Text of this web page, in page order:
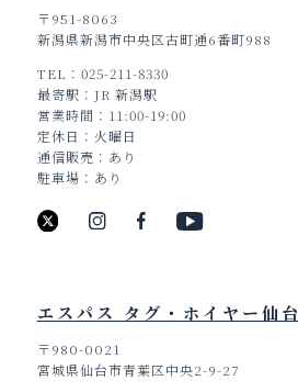
〒951-8063
新潟県新潟市中央区古町通6番町988
TEL
025-211-8330
最寄駅
JR 新潟駅
営業時間
11:00-19:00
定休日
火曜日
通信販売
あり
駐車場
あり
エスパス タグ・ホイヤー仙台
〒980-0021
宮城県仙台市青葉区中央2-9-27